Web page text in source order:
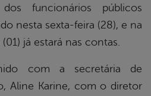
funcionários públicos
nesta sexta-feira (28), e na
já estará nas contas.
com a secretária de
Aline Karine, com o diretor